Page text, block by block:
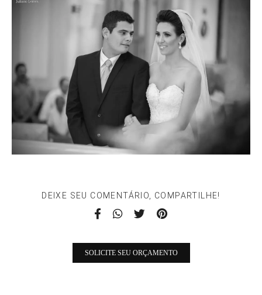
DEIXE SEU COMENTÁRIO, COMPARTILHE!
SOLICITE SEU ORÇAMENTO